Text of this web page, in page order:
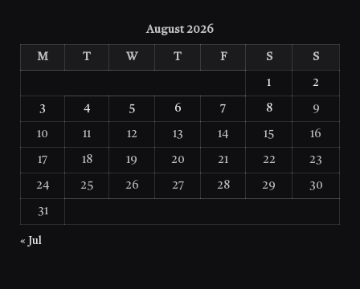
August 2026
M T W T F S S
1 2
3 4 5 6 7 8 9
10 11 12 13 14 15 16
17 18 19 20 21 22 23
24 25 26 27 28 29 30
31
« Jul